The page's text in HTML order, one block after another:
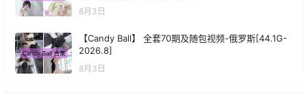
8月3日
【Candy Ball】 全套70期及随包视频-俄罗斯[44.1G-
2026.8]
8月3日